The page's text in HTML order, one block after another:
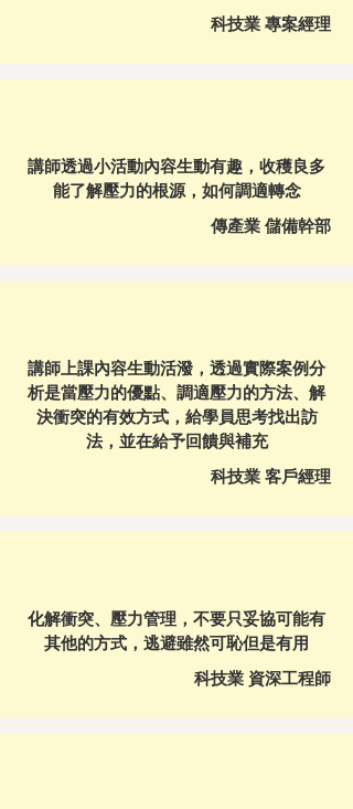
科技業 專案經理
講師透過小活動內容生動有趣，收穫良多
​能了解壓力的根源，如何調適轉念
傳產業 儲備幹部
講師上課內容生動活潑，透過實際案例分
析是當壓力的優點、調適壓力的方法、解
決衝突的有效方式，給學員思考找出訪
法，並在給予回饋與補充
科技業 客戶經理
化解衝突、壓力管理，不要只妥協可能有
其他的方式，逃避雖然可恥但是有用
科技業 資深工程師